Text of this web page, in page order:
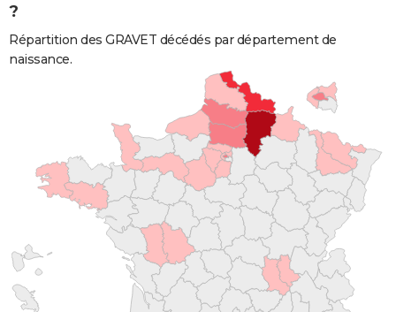
?
Répartition des GRAVET décédés par département de
naissance.